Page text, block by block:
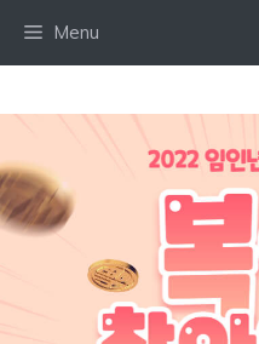
Menu